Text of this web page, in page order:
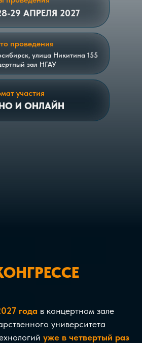
участия
И ОНЛАЙН
проведения
улица Никитина 155​
зал ​НГАУ
29 АПРЕЛЯ 2027
года в концертном зале
университета
уже в четвертый раз